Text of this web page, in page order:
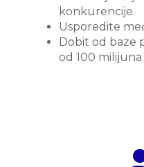
konkurencije
Usporedite
Dobit od baze
od 100 milijuna